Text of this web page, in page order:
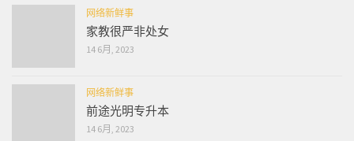
网络新鲜事
家教很严非处女
14 6月, 2023
网络新鲜事
前途光明专升本
14 6月, 2023